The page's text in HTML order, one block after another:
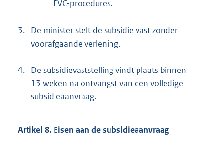
EVC-procedures.
3.
De minister stelt de subsidie vast zonder
voorafgaande verlening.
4.
De subsidievaststelling vindt plaats binnen
13 weken na ontvangst van een volledige
subsidieaanvraag.
Artikel 8. Eisen aan de subsidieaanvraag